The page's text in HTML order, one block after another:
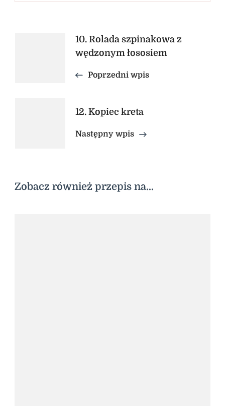
Nawigacja10. Rolada szpinakowa z
wędzonym łososiem
Poprzedni wpis
12. Kopiec kreta
Następny wpis
Zobacz również przepis na...